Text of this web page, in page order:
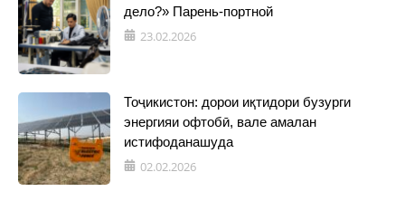
дело?» Парень-портной
23.02.2026
Тоҷикистон: дорои иқтидори бузурги
энергияи офтобӣ, вале амалан
истифоданашуда
02.02.2026